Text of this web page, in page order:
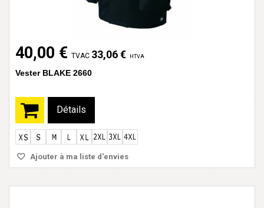
40,00 € TVAC 33,06 € HTVA
Vester BLAKE 2660
Détails
Ajouter à ma liste d'envies